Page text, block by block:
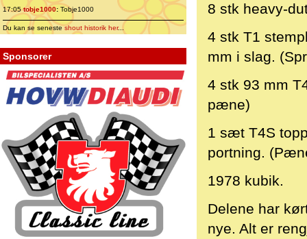
17:05tobje1000: Tobje1000
Du kan se senesteshout historik her...
Sponsorer
8 stk heavy-
4 stk T1
mm i slag.
4 stk 93 mm
pæne)
1 sæt T4S
portning.
1978 kubik.
Delene har
nye. Alt er